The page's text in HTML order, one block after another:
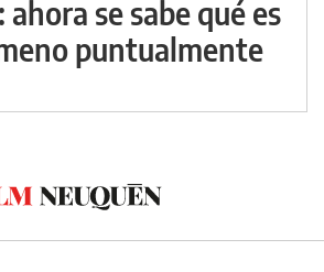
se sabe qué es
puntualmente